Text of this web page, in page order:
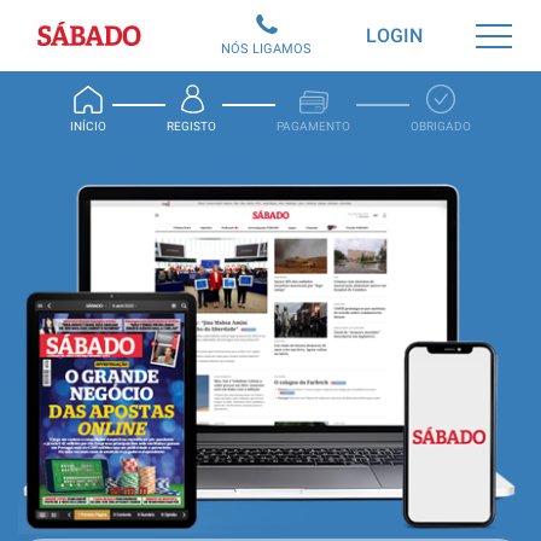
Sábado
INÍCIO REGISTO PAGAMENTO OBRIGADO
LOGIN
NÓS LIGAMOS